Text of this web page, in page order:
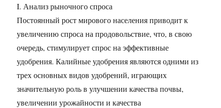
I. Анализ рыночного спроса
Постоянный рост мирового населения приводит к
увеличению спроса на продовольствие, что, в свою
очередь, стимулирует спрос на эффективные
удобрения. Калийные удобрения являются одними из
трех основных видов удобрений, играющих
значительную роль в улучшении качества почвы,
увеличении урожайности и качества